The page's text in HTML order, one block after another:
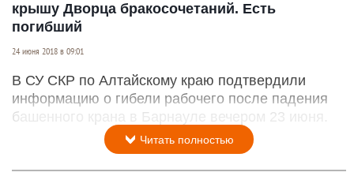
крышу Дворца бракосочетаний. Есть
погибший
24 июня 2018 в 09:01
В СУ СКР по Алтайскому краю подтвердили
информацию о гибели рабочего после падения
башенного крана в Барнауле вечером 23 июня.
Читать полностью